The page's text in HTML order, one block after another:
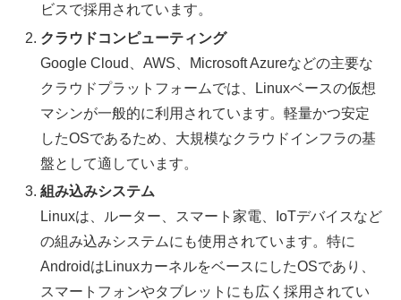
ビスで採用されています。
クラウドコンピューティング
Google Cloud、AWS、Microsoft Azureなどの主要な
クラウドプラットフォームでは、Linuxベースの仮想
マシンが一般的に利用されています。軽量かつ安定
したOSであるため、大規模なクラウドインフラの基
盤として適しています。
組み込みシステム
Linuxは、ルーター、スマート家電、IoTデバイスなど
の組み込みシステムにも使用されています。特に
AndroidはLinuxカーネルをベースにしたOSであり、
スマートフォンやタブレットにも広く採用されてい